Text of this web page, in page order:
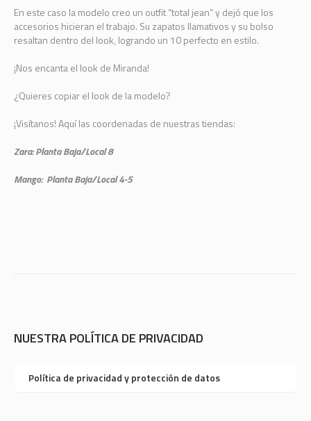
En este caso la modelo creo un outfit “total jean” y dejó que los
accesorios hicieran el trabajo. Su zapatos llamativos y su bolso
resaltan dentro del look, logrando un 10 perfecto en estilo.
¡Nos encanta el look de Miranda!
¿Quieres copiar el look de la modelo?
¡Visítanos! Aquí las coordenadas de nuestras tiendas:
Zara: Planta Baja/Local 8
Mango: Planta Baja/Local 4-5
NUESTRA POLÍTICA DE PRIVACIDAD
Política de privacidad y protección de datos